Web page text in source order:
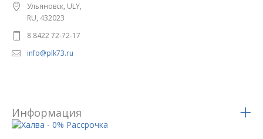
Ульяновск, ULY,
RU, 432023
8 8422 72-72-17
info@plk73.ru
Информация